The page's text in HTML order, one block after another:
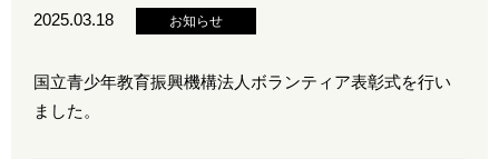
2025.03.18 お知らせ
国立青少年教育振興機構法人ボランティア表彰式を行い
ました。